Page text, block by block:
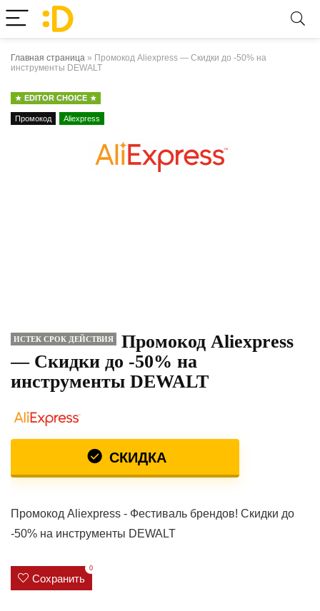
Главная страница » Промокод Aliexpress — Скидки до -50% на
инструменты DEWALT
EDITOR CHOICE
Промокод Aliexpress
ИСТЕК СРОК ДЕЙСТВИЯ
Промокод Aliexpress
— Скидки до -50% на
инструменты DEWALT
СКИДКА
Промокод Aliexpress - Фестиваль брендов! Скидки до
-50% на инструменты DEWALT
Сохранить
0